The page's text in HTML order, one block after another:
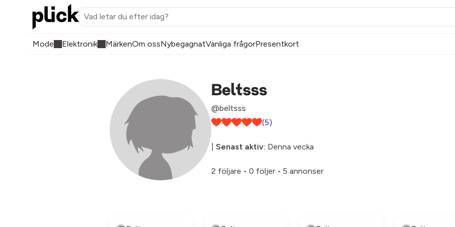
Mode Elektronik MärkenOm ossNybegagnatVanliga frågorPresentkort
Beltsss
@beltsss
(5)
Senast aktiv: Denna vecka
2 följare • 0 följer • 5 annonser